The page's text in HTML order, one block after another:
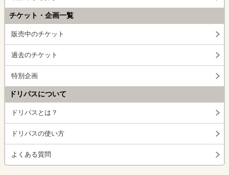
チケット・企画一覧
販売中のチケット
過去のチケット
特別企画
ドリパスについて
ドリパスとは？
ドリパスの使い方
よくある質問